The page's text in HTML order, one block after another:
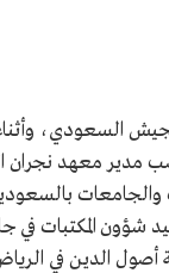
من جامعة
الجيش السعودي،
ثم شغل منصب مدير
عام 1391هـ/1971م،
أصول الدين في